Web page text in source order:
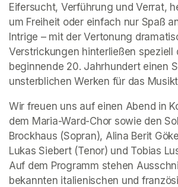
Eifersucht, Verführung und Verrat,
um Freiheit oder einfach nur Spaß
Intrige – mit der Vertonung
Verstrickungen hinterließen speziell
beginnende 20. Jahrhundert einen
unsterblichen Werken für das
Wir freuen uns auf einen Abend in
dem Maria-Ward-Chor sowie den
Brockhaus (Sopran), Alina Berit
Lukas Siebert (Tenor) und Tobias
Auf dem Programm stehen
bekannten italienischen und